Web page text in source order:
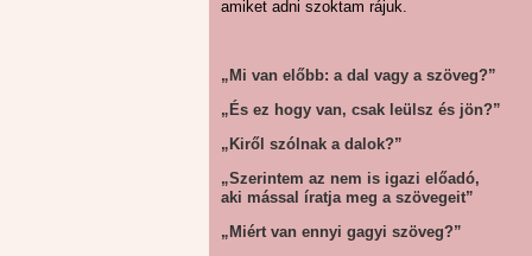
amiket adni szoktam rájuk.
„Mi van előbb: a dal vagy a szöveg?”
„És ez hogy van, csak leülsz és jön?”
„Kiről szólnak a dalok?”
„Szerintem az nem is igazi előadó,
aki mással íratja meg a szövegeit”
„Miért van ennyi gagyi szöveg?”